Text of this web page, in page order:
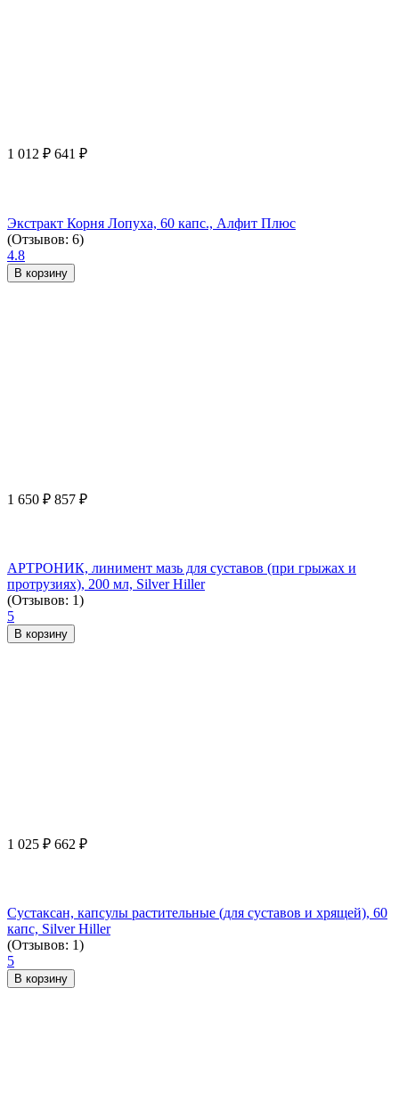
1 012 ₽ 641 ₽
Экстракт Корня Лопуха, 60 капс., Алфит Плюс
(Отзывов: 6)
4.8
В корзину
1 650 ₽ 857 ₽
АРТРОНИК, линимент мазь для суставов (при грыжах и
протрузиях), 200 мл, Silver Hiller
(Отзывов: 1)
5
В корзину
1 025 ₽ 662 ₽
Сустаксан, капсулы растительные (для суставов и хрящей), 60
капс, Silver Hiller
(Отзывов: 1)
5
В корзину